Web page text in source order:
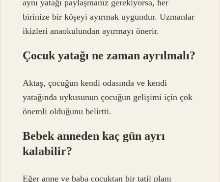
aynı yatağı paylaşmanız gerekiyorsa, her
birinize bir köşeyi ayırmak uygundur. Uzmanlar
ikizleri anaokulundan ayırmayı önerir.
Çocuk yatağı ne zaman ayrılmalı?
Aktaş, çocuğun kendi odasında ve kendi
yatağında uykusunun çocuğun gelişimi için çok
önemli olduğunu belirtti.
Bebek anneden kaç gün ayrı
kalabilir?
Eğer anne ve baba çocuktan bir tatil planı